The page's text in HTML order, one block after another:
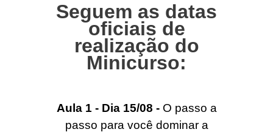
Seguem as datas
oficiais de
realização do
Minicurso:
Aula 1 - Dia 15/08 -O passo a
passo para você dominar a